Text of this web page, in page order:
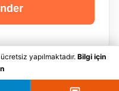
yapılmaktadır. Bilgi için